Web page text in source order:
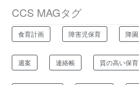
CCS MAGタグ
食育計画 障害児保育 降園
週案 連絡帳 質の高い保育